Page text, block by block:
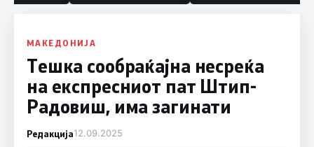
МАКЕДОНИЈА
Тешка сообраќајна несреќа
на експресниот пат Штип-
Радовиш, има загинати
Редакција12.09.2025